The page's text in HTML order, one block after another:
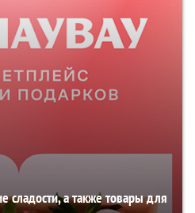
сладости, а также товары для